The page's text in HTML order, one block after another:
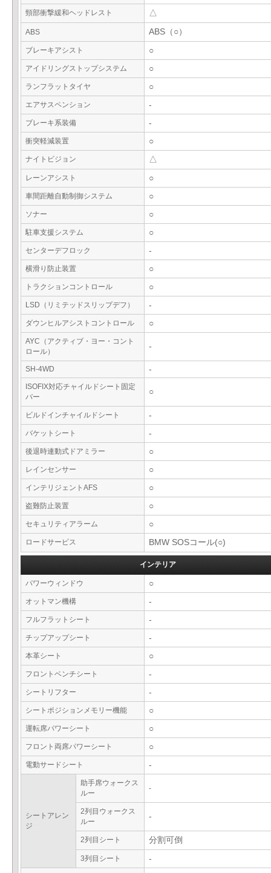
頸部衝撃緩和ヘッドレスト △
ABS ABS（○）
ブレーキアシスト ○
アイドリングストップシステム ○
ランフラットタイヤ ○
エアサスペンション -
ブレーキ系装備 -
衝突軽減装置 ○
ナイトビジョン △
レーンアシスト ○
車間距離自動制御システム ○
ソナー ○
駐車支援システム ○
センターデフロック -
横滑り防止装置 ○
トラクションコントロール ○
LSD（リミテッドスリップデフ） -
ダウンヒルアシストコントロール ○
AYC（アクティブ・ヨー・コント
ロール）
-
SH-4WD -
ISOFIX対応チャイルドシート固定
バー
○
ビルドインチャイルドシート -
バケットシート -
後退時連動式ドアミラー ○
レインセンサー ○
インテリジェントAFS ○
盗難防止装置 ○
セキュリティアラーム ○
ロードサービス BMW SOSコール(○)
インテリア
パワーウィンドウ ○
オットマン機構 -
フルフラットシート -
チップアップシート -
本革シート ○
フロントベンチシート -
シートリフター -
シートポジションメモリー機能 ○
運転席パワーシート ○
フロント両席パワーシート ○
電動サードシート -
シートアレン
ジ
助手席ウォークス
ルー
-
2列目ウォークス
ルー
-
2列目シート 分割可倒
3列目シート -